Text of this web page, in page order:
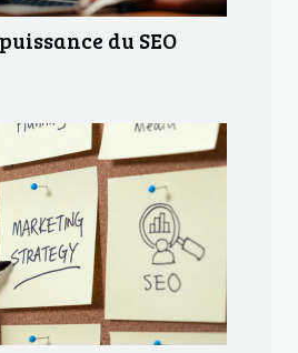
du SEO